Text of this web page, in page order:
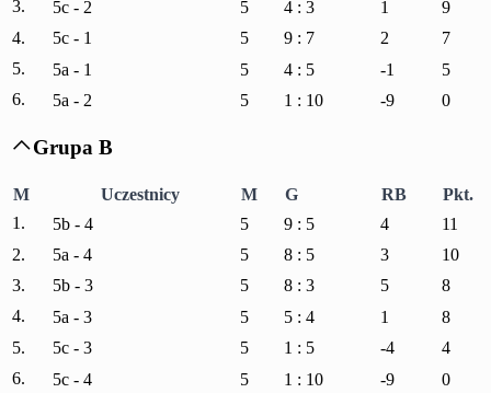
3.
5c - 2 5 4 : 3 1
9
4.
5c - 1 5 9 : 7 2
7
5.
5a - 1 5 4 : 5 -1
5
6.
5a - 2 5 1 : 10 -9 0
 Grupa B
M Uczestnicy M G RB
Pkt.
1.
5b - 4 5 9 : 5 4
11
2.
5a - 4 5 8 : 5 3
10
3.
5b - 3 5 8 : 3 5
8
4.
5a - 3 5 5 : 4 1
8
5.
5c - 3 5 1 : 5 -4
4
6.
5c - 4 5 1 : 10 -9 0